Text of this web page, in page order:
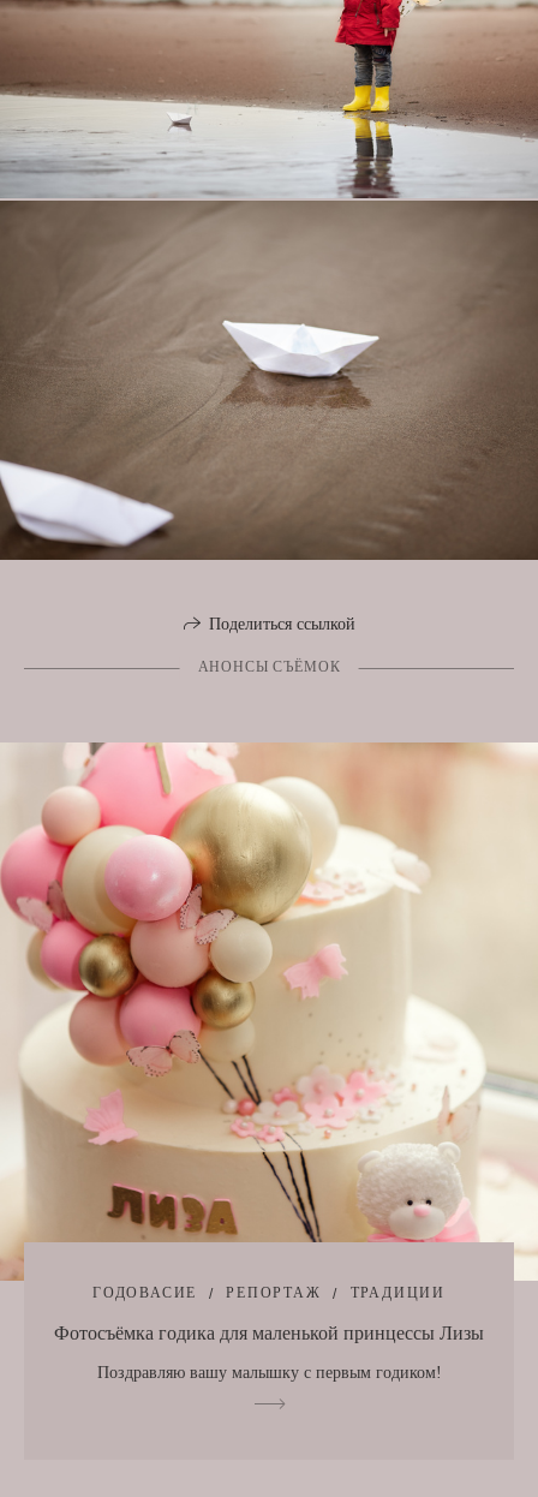
Поделиться ссылкой
АНОНСЫ СЪЁМОК
ГОДОВАСИЕ РЕПОРТАЖ ТРАДИЦИИ
Фотосъёмка годика для маленькой принцессы Лизы
Поздравляю вашу малышку с первым годиком!